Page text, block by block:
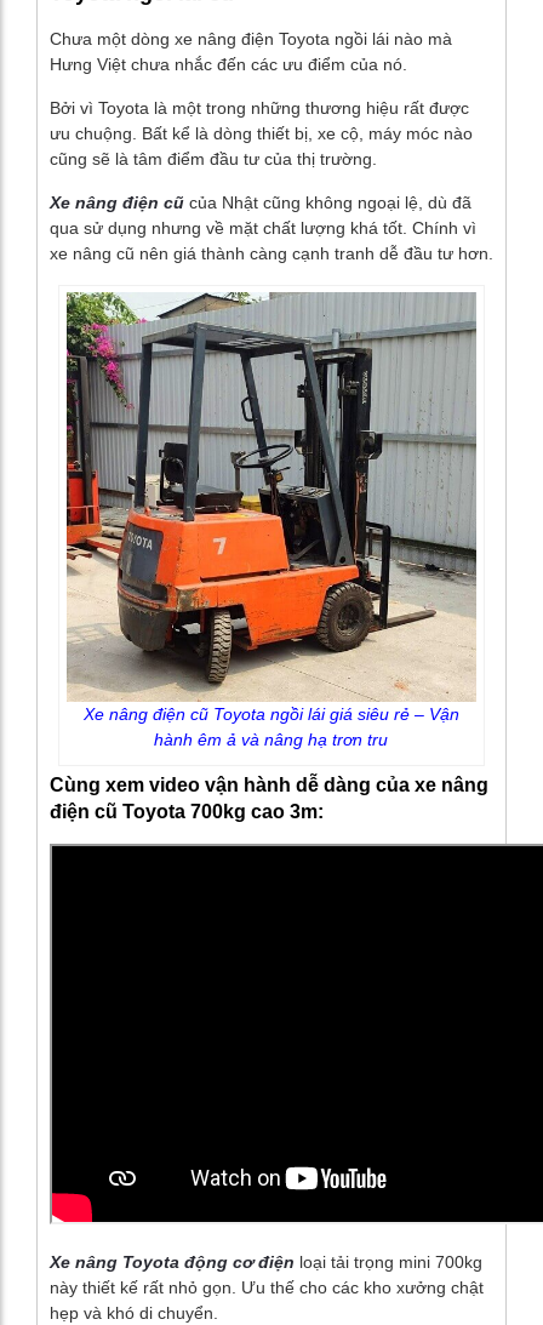
Chưa một dòng xe nâng điện Toyota ngồi lái nào mà
Hưng Việt chưa nhắc đến các ưu điểm của nó.
Bởi vì Toyota là một trong những thương hiệu rất được
ưu chuộng. Bất kể là dòng thiết bị, xe cộ, máy móc nào
cũng sẽ là tâm điểm đầu tư của thị trường.
Xe nâng điện cũ của Nhật cũng không ngoại lệ, dù đã
qua sử dụng nhưng về mặt chất lượng khá tốt. Chính vì
xe nâng cũ nên giá thành càng cạnh tranh dễ đầu tư hơn.
Xe nâng điện cũ Toyota ngồi lái giá siêu rẻ – Vận
hành êm ả và nâng hạ trơn tru
Cùng xem video vận hành dễ dàng của xe nâng
điện cũ Toyota 700kg cao 3m:
Xe nâng Toyota động cơ điện loại tải trọng mini 700kg
này thiết kế rất nhỏ gọn. Ưu thế cho các kho xưởng chật
hẹp và khó di chuyển.